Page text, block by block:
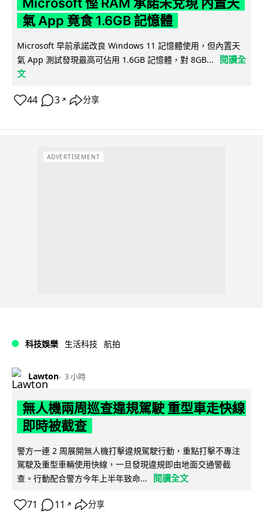
氣 App 竟食 1.6GB 記憶體
Microsoft 早前承諾改良 Windows 11 記憶體使用，但內置天
氣 App 測試發現最高可佔用 1.6GB 記憶體，對 8GB...
閱讀全
文
44 3 ↗ 分享
ADVERTISEMENT
科技娛樂 生活科技 航拍
Lawton 3 小時
無人機兩周巡查違規駕駛 重型車走快線
即時被截查
警方一連 2 周展開無人機打擊違規駕駛行動，重點打擊不專注
駕駛及重型車輛使用快線，一旦發現違規即由地面交通警截
查。行動配合警方今年上半年致命...
閱讀全文
71 11 ↗ 分享